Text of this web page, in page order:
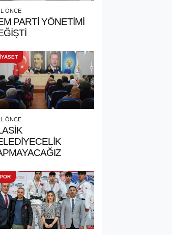
ÖNCE
PARTİ YÖNETİMİ
ÖNCE